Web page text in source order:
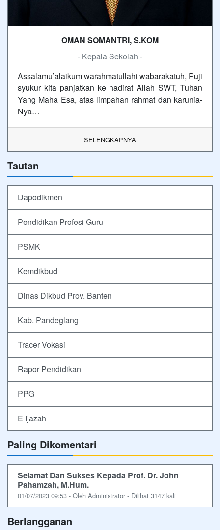
OMAN SOMANTRI, S.KOM
- Kepala Sekolah -
Assalamu’alaikum warahmatullahi wabarakatuh, Puji
syukur kita panjatkan ke hadirat Allah SWT, Tuhan
Yang Maha Esa, atas limpahan rahmat dan karunia-
Nya…
SELENGKAPNYA
Tautan
Dapodikmen
Pendidikan Profesi Guru
PSMK
Kemdikbud
Dinas Dikbud Prov. Banten
Kab. Pandeglang
Tracer Vokasi
Rapor Pendidikan
PPG
E Ijazah
Paling Dikomentari
Selamat Dan Sukses Kepada Prof. Dr. John
Pahamzah, M.Hum.
01/07/2023 09:53 - Oleh Administrator - Dilihat 3147 kali
Berlangganan